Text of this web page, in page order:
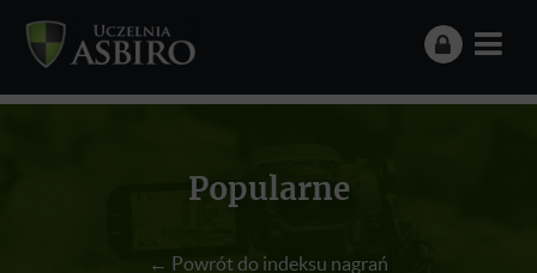
Popularne
← Powrót do indeksu nagrań